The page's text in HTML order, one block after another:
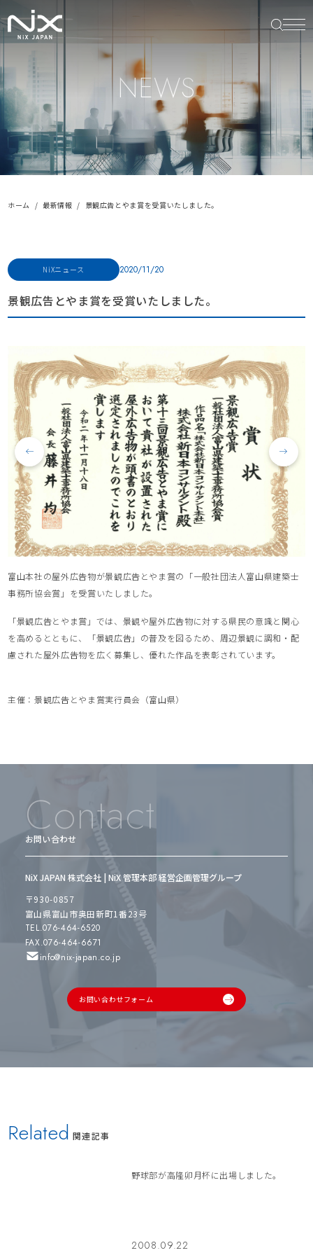
NEWS
ホーム 最新情報 景観広告とやま賞を受賞いたしました。
NiXニュース 2020/11/20
景観広告とやま賞を受賞いたしました。
富山本社の屋外広告物が景観広告とやま賞の「一般社団法人富山県建築士
事務所協会賞」を受賞いたしました。
「景観広告とやま賞」では、景観や屋外広告物に対する県民の意識と関心
を高めるとともに、「景観広告」の普及を図るため、周辺景観に調和・配
慮された屋外広告物を広く募集し、優れた作品を表彰されています。
主催：景観広告とやま賞実行員会（富山県）
Contact
お問い合わせ
NiX JAPAN 株式会社 | NiX 管理本部 経営企画管理グループ
〒930-0857
富山県富山市奥田新町1番23号
TEL.076-464-6520
FAX.076-464-6671
info@nix-japan.co.jp
お問い合わせフォーム
Related 関連記事
野球部が高隆卯月杯に出場しました。
2008.09.22